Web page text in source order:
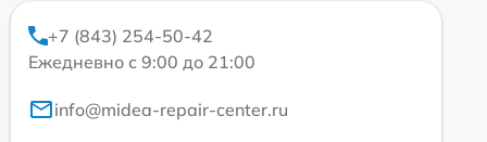
+7 (843) 254-50-42
Ежедневно с 9:00 до 21:00
info@midea-repair-center.ru